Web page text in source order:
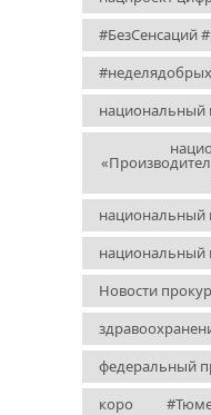
#БезСенсаций
национальный
национальный
национальный
Новости
федеральный
коро